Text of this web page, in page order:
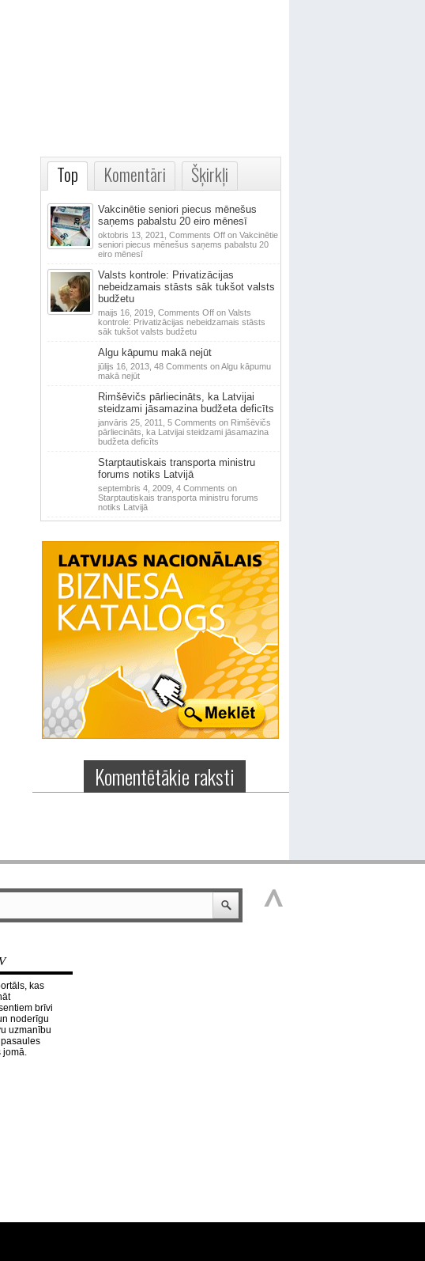
Top Komentāri Šķirkļi
Vakcinētie seniori piecus mēnešus
saņems pabalstu 20 eiro mēnesī
oktobris 13, 2021, Comments Offon Vakcinētie
seniori piecus mēnešus saņems pabalstu 20
eiro mēnesī
Valsts kontrole: Privatizācijas
nebeidzamais stāsts sāk tukšot valsts
budžetu
maijs 16, 2019, Comments Offon Valsts
kontrole: Privatizācijas nebeidzamais stāsts
sāk tukšot valsts budžetu
Algu kāpumu makā nejūt
jūlijs 16, 2013, 48 Comments on Algu kāpumu
makā nejūt
Rimšēvičs pārliecināts, ka Latvijai
steidzami jāsamazina budžeta deficīts
janvāris 25, 2011, 5 Comments on Rimšēvičs
pārliecināts, ka Latvijai steidzami jāsamazina
budžeta deficīts
Starptautiskais transporta ministru
forums notiks Latvijā
septembris 4, 2009, 4 Comments on
Starptautiskais transporta ministru forums
notiks Latvijā
Komentētākie raksti
kas
brīvi
noderīgu
uzmanību
jomā.